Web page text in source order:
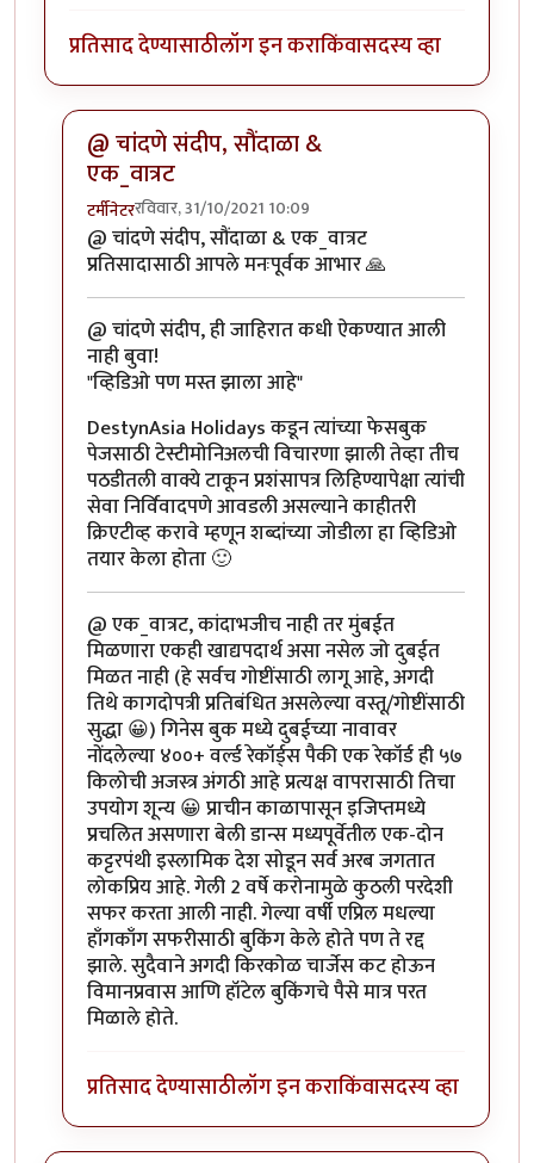
प्रतिसाद देण्यासाठीलॉग इन कराकिंवासदस्य व्हा
@ चांदणे संदीप, सौंदाळा &
एक_वात्रट
टर्मीनेटररविवार, 31/10/2021 10:09
In reply toसुंदरbyएक_वात्रट
@ चांदणे संदीप, सौंदाळा & एक_वात्रट
प्रतिसादासाठी आपले मनःपूर्वक आभार 🙏
@ चांदणे संदीप, ही जाहिरात कधी ऐकण्यात आली
नाही बुवा!
"व्हिडिओ पण मस्त झाला आहे"
DestynAsia Holidays कडून त्यांच्या फेसबुक
पेजसाठी टेस्टीमोनिअलची विचारणा झाली तेव्हा तीच
पठडीतली वाक्ये टाकून प्रशंसापत्र लिहिण्यापेक्षा त्यांची
सेवा निर्विवादपणे आवडली असल्याने काहीतरी
क्रिएटीव्ह करावे म्हणून शब्दांच्या जोडीला हा व्हिडिओ
तयार केला होता 🙂
@ एक_वात्रट, कांदाभजीच नाही तर मुंबईत
मिळणारा एकही खाद्यपदार्थ असा नसेल जो दुबईत
मिळत नाही (हे सर्वच गोष्टींसाठी लागू आहे, अगदी
तिथे कागदोपत्री प्रतिबंधित असलेल्या वस्तू/गोष्टींसाठी
सुद्धा 😀) गिनेस बुक मध्ये दुबईच्या नावावर
नोंदलेल्या ४००+ वर्ल्ड रेकॉर्ड्‌स पैकी एक रेकॉर्ड ही ५७
किलोची अजस्त्र अंगठी आहे प्रत्यक्ष वापरासाठी तिचा
उपयोग शून्य 😀 प्राचीन काळापासून इजिप्तमध्ये
प्रचलित असणारा बेली डान्स मध्यपूर्वेतील एक-दोन
कट्टरपंथी इस्लामिक देश सोडून सर्व अरब जगतात
लोकप्रिय आहे. गेली 2 वर्षे करोनामुळे कुठली परदेशी
सफर करता आली नाही. गेल्या वर्षी एप्रिल मधल्या
हाँगकाँग सफरीसाठी बुकिंग केले होते पण ते रद्द
झाले. सुदैवाने अगदी किरकोळ चार्जेस कट होऊन
विमानप्रवास आणि हॉटेल बुकिंगचे पैसे मात्र परत
मिळाले होते.
प्रतिसाद देण्यासाठीलॉग इन कराकिंवासदस्य व्हा